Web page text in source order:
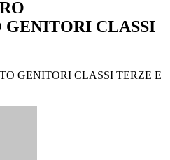
CLASSI
GENITORI CLASSI TERZE E